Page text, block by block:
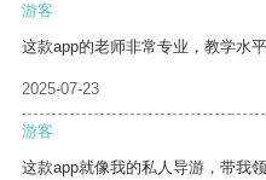
游客
这款app的老师非常专业，教学水
2025-07-23
游客
这款app就像我的私人导游，带我